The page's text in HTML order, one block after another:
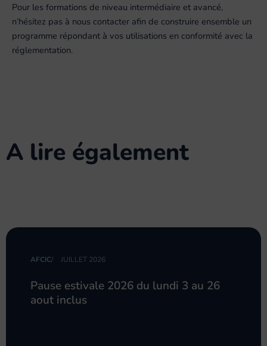
Pour les formations de niveau intermédiaire et avancé,
n’hésitez pas à nous contacter afin de construire ensemble un
programme répondant à vos utilisations en conformité avec la
réglementation.
A lire également
AFCIC/ JUILLET 2026
Pause estivale 2026 du lundi 3 au 26
aout inclus